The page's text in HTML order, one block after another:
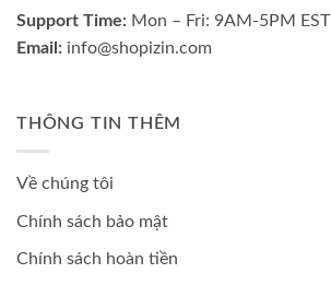
Support Time: Mon – Fri: 9AM-5PM EST
Email: info@shopizin.com
THÔNG TIN THÊM
Về chúng tôi
Chính sách bảo mật
Chính sách hoàn tiền